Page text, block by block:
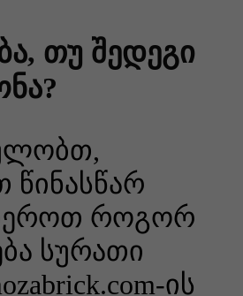
თუ შედეგი
წინასწარ
როგორ
სურათი
ის